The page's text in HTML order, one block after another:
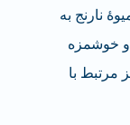
نارنج به
و خوشمزه
مرتبط با